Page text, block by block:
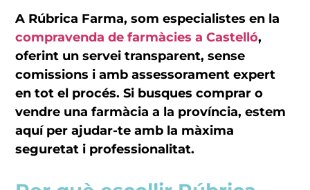
A Rúbrica Farma, som especialistes en la
compravenda de farmàcies a Castelló,
oferint un servei transparent, sense
comissions i amb assessorament expert
en tot el procés. Si busques comprar o
vendre una farmàcia a la província, estem
aquí per ajudar-te amb la màxima
seguretat i professionalitat.